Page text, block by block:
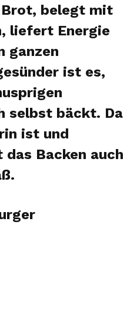
belegt mit
liefert Energie
ganzen
ist es,
selbst bäckt. Da
ist und
Backen auch